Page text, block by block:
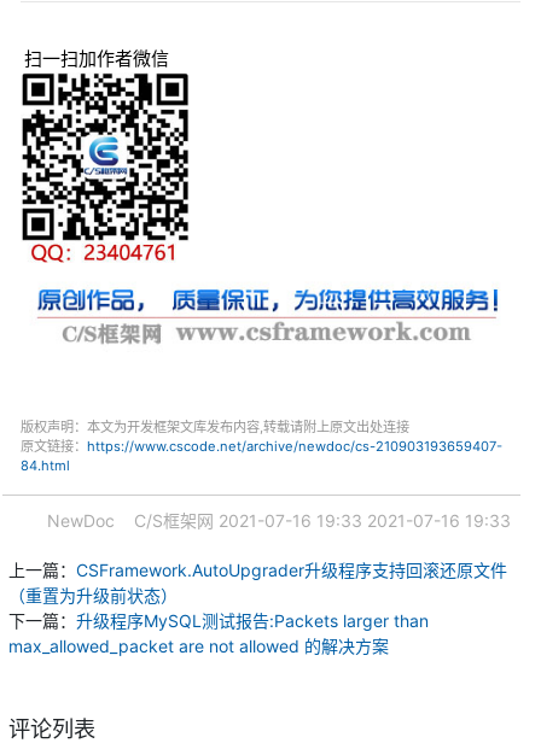
扫一扫加作者微信
版权声明：本文为开发框架文库发布内容,转载请附上原文出处连接
原文链接： https://www.cscode.net/archive/newdoc/cs-210903193659407-
84.html
NewDoc C/S框架网 2021-07-16 19:33 2021-07-16 19:33
上一篇： CSFramework.AutoUpgrader升级程序支持回滚还原文件
（重置为升级前状态）
下一篇： 升级程序MySQL测试报告:Packets larger than
max_allowed_packet are not allowed 的解决方案
评论列表